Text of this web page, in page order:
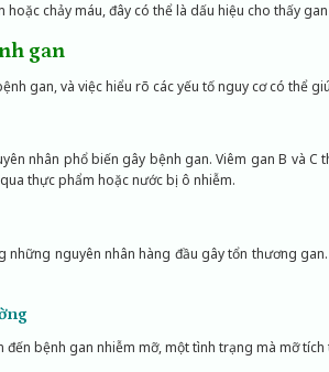
chảy máu, đây có thể là dấu hiệu cho thấy
gan
gan, và việc hiểu rõ các yếu tố nguy cơ có thể
nhân phổ biến gây bệnh gan. Viêm gan B và
thực phẩm hoặc nước bị ô nhiễm.
nguyên nhân hàng đầu gây tổn thương
bệnh gan nhiễm mỡ, một tình trạng mà mỡ